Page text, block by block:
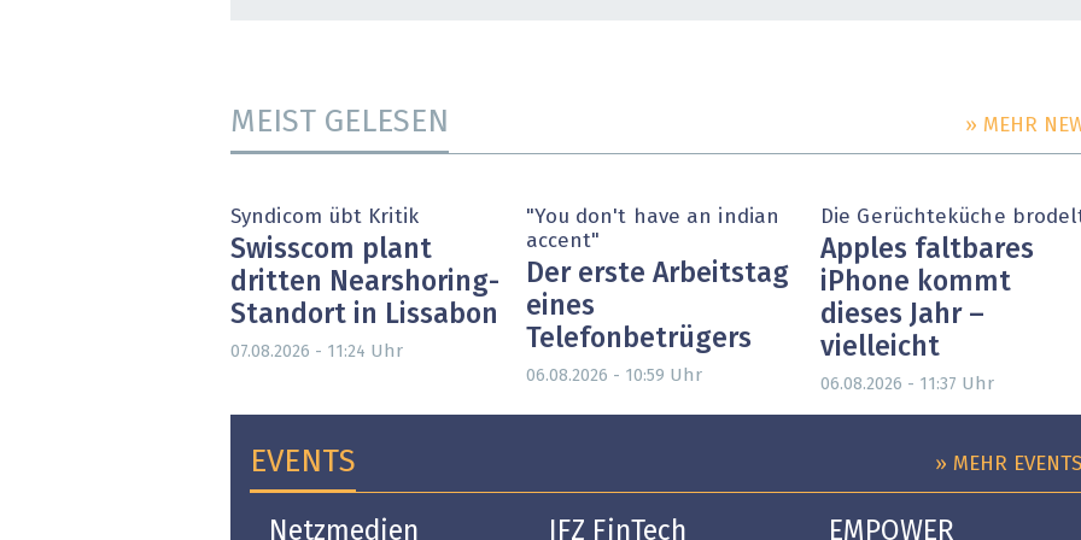
MEIST GELESEN » MEHR
Syndicom übt Kritik
Swisscom plant
dritten Nearshoring-
Standort in Lissabon
07.08.2026 - 11:24 Uhr
"You don't have an indian
accent"
Der erste Arbeitstag
eines
Telefonbetrügers
06.08.2026 - 10:59 Uhr
Die Gerüchteküche
Apples faltbares
iPhone kommt
dieses Jahr –
vielleicht
06.08.2026 - 11:37 Uhr
EVENTS » MEHR EVENTS
Netzmedien IFZ FinTech EMPOWER